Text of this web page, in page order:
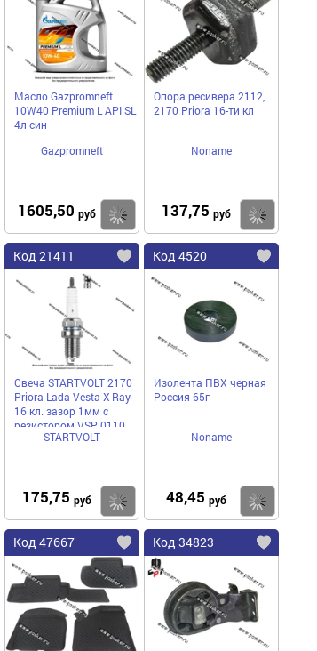
Масло Gazpromneft
10W40 Premium L API SL
4л син
Gazpromneft
1605,50 руб Купить
Опора ресивера 2112,
2170 Priora 16-ти кл
Noname
137,75 руб
Код 21411
Свеча STARTVOLT 2170
Priora Lada Vesta X-Ray
16 кл. зазор 1мм с
резистором VSP 0110
STARTVOLT
175,75 руб Купить
Код 4520
Изолента ПВХ черная
Россия 65г
Noname
48,45 руб
Код 47667 Код 34823